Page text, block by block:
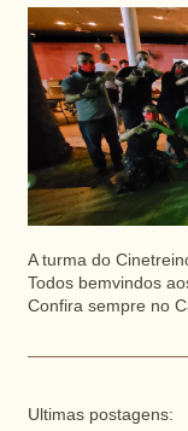
A turma do
Todos bemvindos
Confira sempre no
Ultimas postagens: